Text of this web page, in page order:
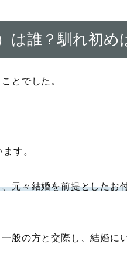
は誰？馴れ初め
とでした。
す。
元々結婚を前提としたお
般の方と交際し、結婚に